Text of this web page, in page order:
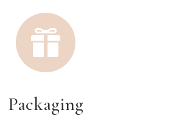

Packaging